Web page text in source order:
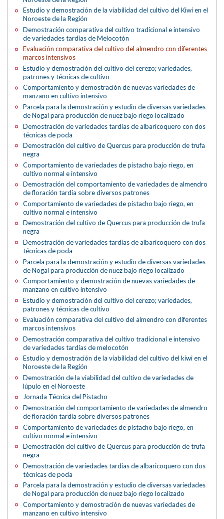
Estudio y demostración de la viabilidad del cultivo del Kiwi en el
Noroeste de la Región
Demostración comparativa del cultivo tradicional e intensivo
de variedades tardías de Melocotón
Evaluación comparativa del cultivo del almendro con diferentes
marcos intensivos
Estudio y demostración del cultivo del cerezo; variedades,
patrones y técnicas de cultivo
Comportamiento y demostración de nuevas variedades de
manzano en cultivo intensivo
Parcela para la demostración y estudio de diversas variedades
de Nogal para producción de nuez bajo riego localizado
Demostración de variedades tardías de albaricoquero con dos
técnicas de poda
Demostración del cultivo de Quercus para producción de trufa
negra
Comportamiento de variedades de pistacho bajo riego, en
cultivo normal e intensivo
Demostración del comportamiento de variedades de almendro
de floración tardía sobre diversos patrones
Comportamiento de variedades de pistacho bajo riego, en
cultivo normal e intensivo
Demostración del cultivo de Quercus para producción de trufa
negra
Demostración de variedades tardías de albaricoquero con dos
técnicas de poda
Parcela para la demostración y estudio de diversas variedades
de Nogal para producción de nuez bajo riego localizado
Comportamiento y demostración de nuevas variedades de
manzano en cultivo intensivo
Estudio y demostración del cultivo del cerezo; variedades,
patrones y técnicas de cultivo
Evaluación comparativa del cultivo del almendro con diferentes
marcos intensivos
Demostración comparativa del cultivo tradicional e intensivo
de variedades tardías de melocotón
Estudio y demostración de la viabilidad del cultivo del kiwi en el
Noroeste de la Región
Demostración de la viabilidad del cultivo de variedades de
lúpulo en el Noroeste
Jornada Técnica del Pistacho
Demostración del comportamiento de variedades de almendro
de floración tardía sobre diversos patrones
Comportamiento de variedades de pistacho bajo riego, en
cultivo normal e intensivo
Demostración del cultivo de Quercus para producción de trufa
negra
Demostración de variedades tardías de albaricoquero con dos
técnicas de poda
Parcela para la demostración y estudio de diversas variedades
de Nogal para producción de nuez bajo riego localizado
Comportamiento y demostración de nuevas variedades de
manzano en cultivo intensivo